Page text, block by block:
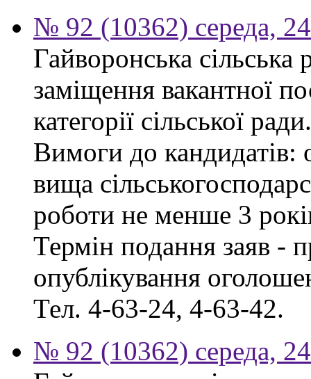
№ 92 (10362) середа,
Гайворонська
заміщення вакантної
категорії сільської ради.
Вимоги до кандидатів:
вища
роботи не менше 3
Термін подання заяв -
опублікування
Тел. 4-63-24, 4-63-42.
№ 92 (10362) середа,